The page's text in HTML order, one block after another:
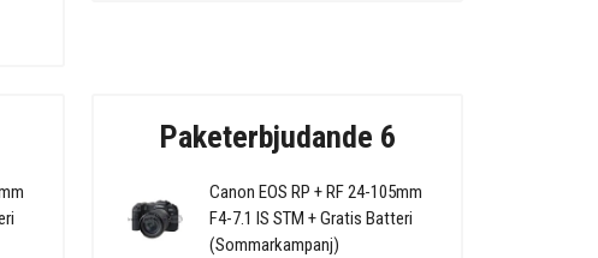
Paketerbjudande 6
Canon EOS RP + RF 24-105mm
F4-7.1 IS STM + Gratis Batteri
(Sommarkampanj)